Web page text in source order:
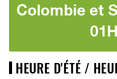
Colombie et
HEURE D'ÉTÉ /